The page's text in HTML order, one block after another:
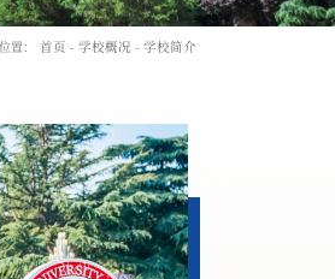
置： 首页 - 学校概况 - 学校简介